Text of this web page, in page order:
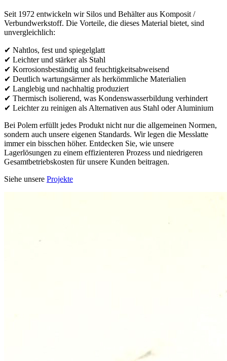
Seit 1972 entwickeln wir Silos und Behälter aus Komposit /
Verbundwerkstoff. Die Vorteile, die dieses Material bietet, sind
unvergleichlich:
✔ Nahtlos, fest und spiegelglatt
✔ Leichter und stärker als Stahl
✔ Korrosionsbeständig und feuchtigkeitsabweisend
✔ Deutlich wartungsärmer als herkömmliche Materialien
✔ Langlebig und nachhaltig produziert
✔ Thermisch isolierend, was Kondenswasserbildung verhindert
✔ Leichter zu reinigen als Alternativen aus Stahl oder Aluminium
Bei Polem erfüllt jedes Produkt nicht nur die allgemeinen Normen,
sondern auch unsere eigenen Standards. Wir legen die Messlatte
immer ein bisschen höher. Entdecken Sie, wie unsere
Lagerlösungen zu einem effizienteren Prozess und niedrigeren
Gesamtbetriebskosten für unsere Kunden beitragen.
Siehe unsere Projekte